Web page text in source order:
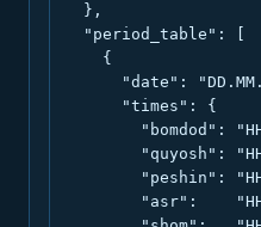
  },
  "period_table": [
    {
"date":
      "times": {
"bomdod":
"quyosh":
"peshin":
"asr":